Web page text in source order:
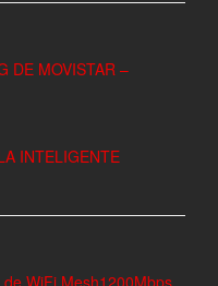
DE MOVISTAR –
INTELIGENTE